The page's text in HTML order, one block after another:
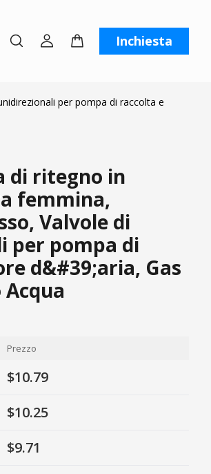
Contattaci Inchiesta
per pompa di raccolta e
di ritegno in
femmina,
Valvole di
per pompa di
d&#39;aria, Gas
Prezzo
$10.79
$10.25
$9.71